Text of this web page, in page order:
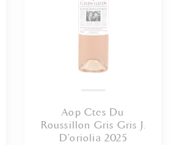
Aop Ctes Du
Roussillon Gris Gris J.
D'oriolia 2025